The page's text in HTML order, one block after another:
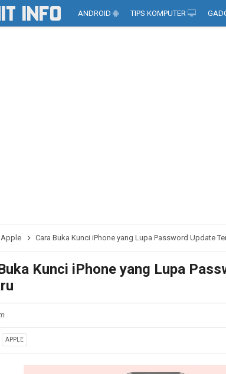
ANDROID TIPS KOMPUTER
Apple Cara Buka Kunci iPhone yang Lupa Password Update
Kunci iPhone yang Lupa
APPLE